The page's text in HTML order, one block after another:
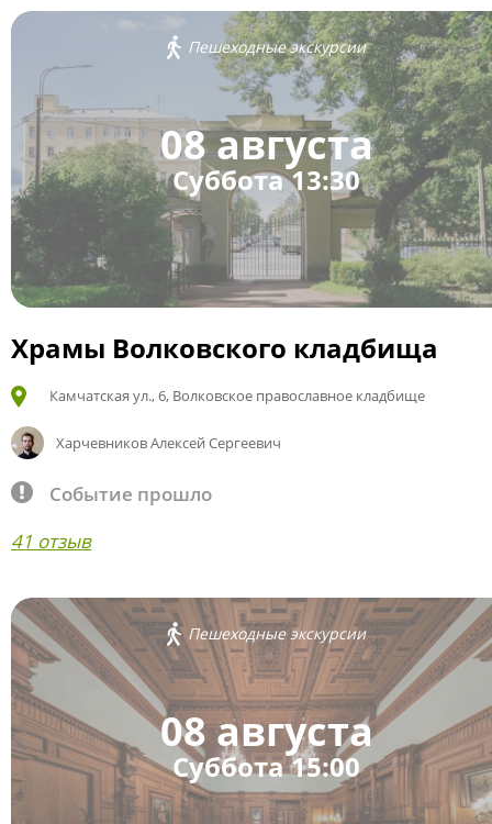
Пешеходные экскурсии
08 августа
Суббота 13:30
Храмы Волковского кладбища
Камчатская ул., 6, Волковское православное кладбище
Харчевников Алексей Сергеевич
Событие прошло
41 отзыв
Пешеходные экскурсии
08 августа
Суббота 15:00